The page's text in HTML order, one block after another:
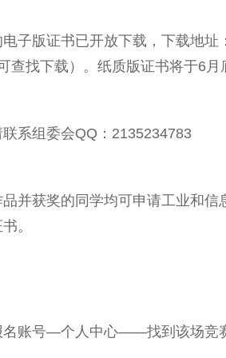
子版证书已开放下载，下载地址
查找下载）。纸质版证书将于6月
系组委会QQ：2135234783
并获奖的同学均可申请工业和
。
名账号—个人中心——找到该场